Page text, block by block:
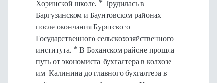
Хоринской школе. * Трудилась в
Баргузинском и Баунтовском районах
после окончания Бурятского
Государственного сельскохозяйственного
института. * В Боханском районе прошла
путь от экономиста-бухгалтера в колхозе
им. Калинина до главного бухгалтера в